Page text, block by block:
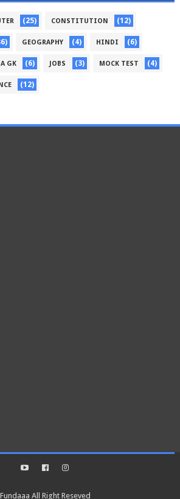
(25) CONSTITUTION (12)
GEOGRAPHY (4) HINDI (6)
GK (6) JOBS (3) MOCK TEST (4)
(12)
All Right Reseved